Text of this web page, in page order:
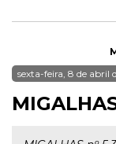
sexta-feira, 8 de abril